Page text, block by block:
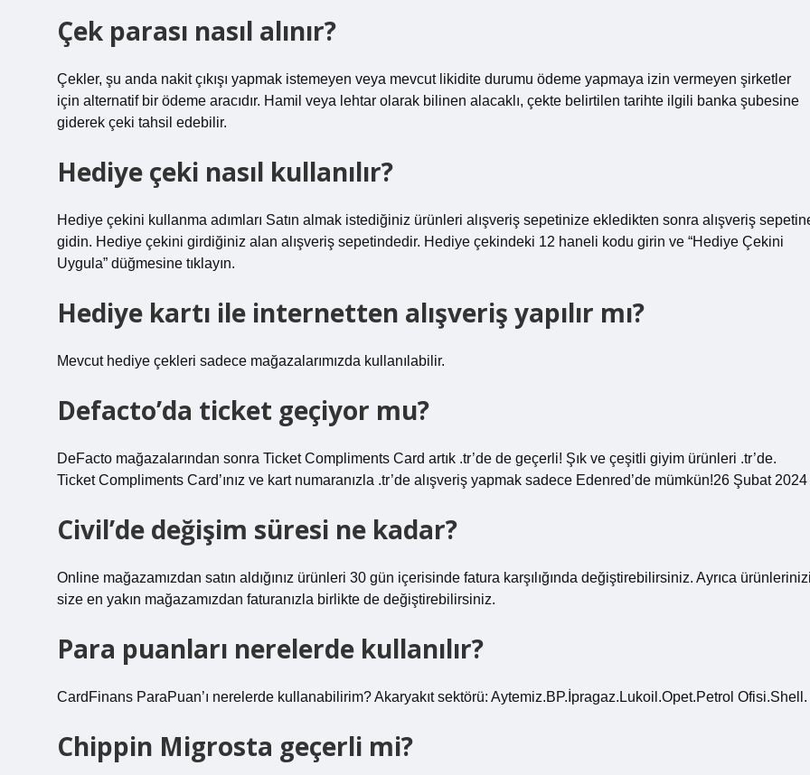
Çek parası nasıl alınır?
Çekler, şu anda nakit çıkışı yapmak istemeyen veya mevcut likidite durumu ödeme yapmaya izin vermeyen şirketler
için alternatif bir ödeme aracıdır. Hamil veya lehtar olarak bilinen alacaklı, çekte belirtilen tarihte ilgili banka şubesine
giderek çeki tahsil edebilir.
Hediye çeki nasıl kullanılır?
Hediye çekini kullanma adımları Satın almak istediğiniz ürünleri alışveriş sepetinize ekledikten sonra alışveriş
gidin. Hediye çekini girdiğiniz alan alışveriş sepetindedir. Hediye çekindeki 12 haneli kodu girin ve “Hediye Çekini
Uygula” düğmesine tıklayın.
Hediye kartı ile internetten alışveriş yapılır mı?
Mevcut hediye çekleri sadece mağazalarımızda kullanılabilir.
Defacto’da ticket geçiyor mu?
DeFacto mağazalarından sonra Ticket Compliments Card artık .tr’de de geçerli! Şık ve çeşitli giyim ürünleri .tr’de.
Ticket Compliments Card’ınız ve kart numaranızla .tr’de alışveriş yapmak sadece Edenred’de mümkün!26 Şubat 2024
Civil’de değişim süresi ne kadar?
Online mağazamızdan satın aldığınız ürünleri 30 gün içerisinde fatura karşılığında değiştirebilirsiniz. Ayrıca
size en yakın mağazamızdan faturanızla birlikte de değiştirebilirsiniz.
Para puanları nerelerde kullanılır?
CardFinans ParaPuan’ı nerelerde kullanabilirim? Akaryakıt sektörü: Aytemiz.BP.İpragaz.Lukoil.Opet.Petrol Ofisi.Shell.
Chippin Migrosta geçerli mi?